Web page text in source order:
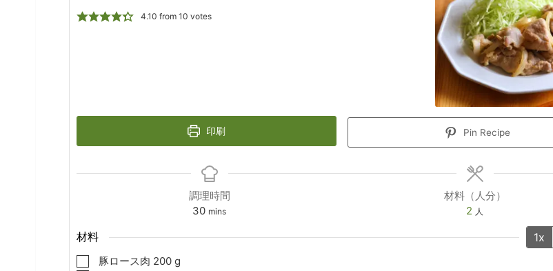
4.10 from 10 votes
印刷 Pin Recipe
調理時間
30minutes
mins
材料（人分）
2 人
材料 1x
▢
豚ロース肉 200 g